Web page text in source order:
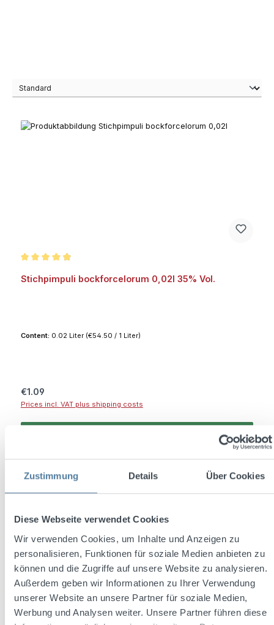
Zustimmung Details Über Cookies
Diese Webseite verwendet Cookies
Wir verwenden Cookies, um Inhalte und Anzeigen zu
personalisieren, Funktionen für soziale Medien anbieten zu
können und die Zugriffe auf unsere Website zu analysieren.
Außerdem geben wir Informationen zu Ihrer Verwendung
unserer Website an unsere Partner für soziale Medien,
Werbung und Analysen weiter. Unsere Partner führen diese
Stichpimpuli bockforcelorum 0,02l 35% Vol.
Content: 0.02 Liter (€54.50 / 1 Liter)
Regular price:
€1.09
Prices incl. VAT plus shipping costs